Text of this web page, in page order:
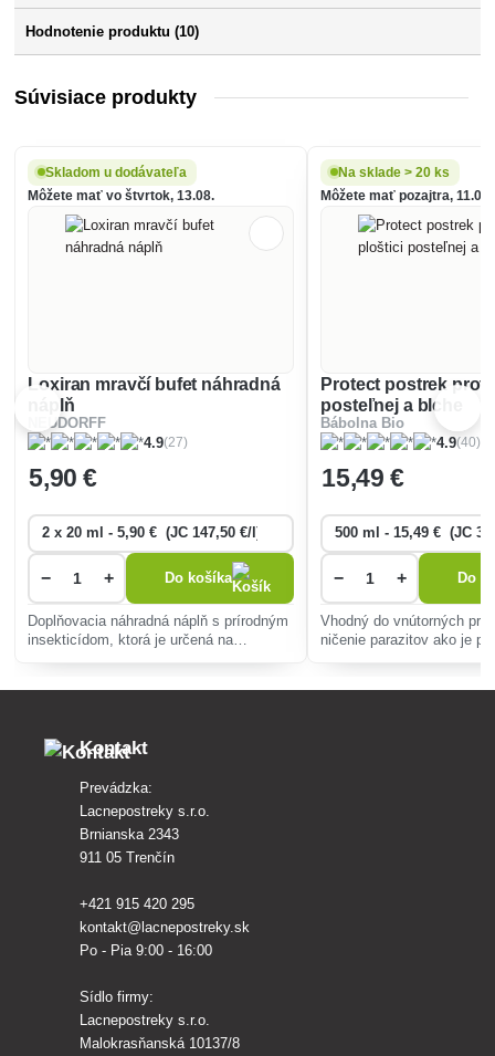
Hodnotenie produktu (10)
Súvisiace produkty
Skladom u dodávateľa
Môžete mať vo štvrtok, 13.08.
Loxiran mravčí bufet náhradná
náplň
NEUDORFF
4.9(27)
5,90 €
− + Do košíka
Doplňovacia náhradná náplň s prírodným
insekticídom, ktorá je určená na
Na sklade > 20 ks
Môžete mať pozajtra, 11.08.
Protect postrek
posteľnej a blche
Bábolna Bio
4.9(40)
15,49 €
− + Do
Vhodný do vnútorných
ničenie parazitov ako je
Kontakt
Prevádzka:
Lacnepostreky s.r.o.
Brnianska 2343
911 05 Trenčín
+421 915 420 295
kontakt@lacnepostreky.sk
Po - Pia 9:00 - 16:00
Sídlo firmy:
Lacnepostreky s.r.o.
Malokrasňanská 10137/8